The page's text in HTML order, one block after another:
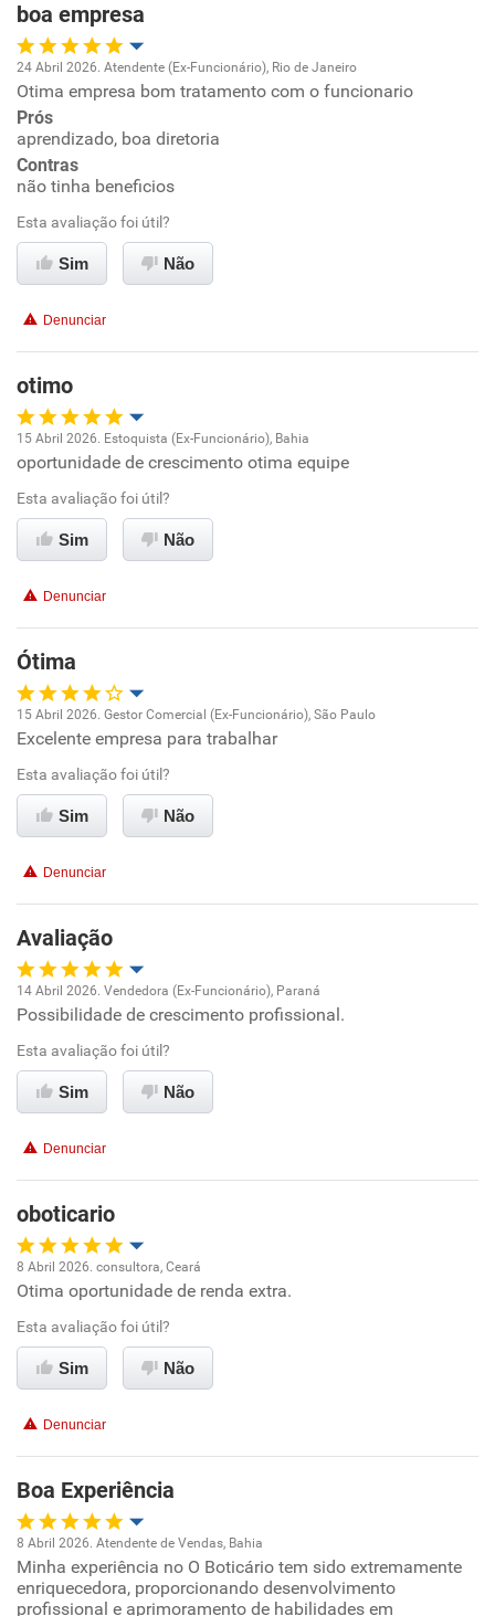
Recomenda esta empresa
Recomenda a diretoria
boa empresa
Oportunidade de promoção
Ambiente de trabalho
Benefícios
Recomenda esta empresa
Recomenda a diretoria
24 Abril 2026. Atendente (Ex-Funcionário), Rio de Janeiro
Otima empresa bom tratamento com o funcionario
Prós
aprendizado, boa diretoria
Contras
não tinha beneficios
Esta avaliação foi útil?
Sim Não
Denunciar
otimo
Oportunidade de promoção
Ambiente de trabalho
Benefícios
Recomenda esta empresa
15 Abril 2026. Estoquista (Ex-Funcionário), Bahia
oportunidade de crescimento otima equipe
Esta avaliação foi útil?
Sim Não
Denunciar
Ótima
Oportunidade de promoção
Ambiente de trabalho
Benefícios
Recomenda esta empresa
15 Abril 2026. Gestor Comercial (Ex-Funcionário), São Paulo
Excelente empresa para trabalhar
Esta avaliação foi útil?
Sim Não
Denunciar
Avaliação
Oportunidade de promoção
Ambiente de trabalho
Benefícios
Recomenda esta empresa
Recomenda a diretoria
14 Abril 2026. Vendedora (Ex-Funcionário), Paraná
Possibilidade de crescimento profissional.
Esta avaliação foi útil?
Sim Não
Denunciar
oboticario
Oportunidade de promoção
Ambiente de trabalho
Benefícios
Recomenda esta empresa
Recomenda a diretoria
8 Abril 2026. consultora, Ceará
Otima oportunidade de renda extra.
Esta avaliação foi útil?
Sim Não
Denunciar
Boa Experiência
Oportunidade de promoção
8 Abril 2026. Atendente de Vendas, Bahia
Minha experiência no O Boticário tem sido extremamente
enriquecedora, proporcionando desenvolvimento
profissional e aprimoramento de habilidades em